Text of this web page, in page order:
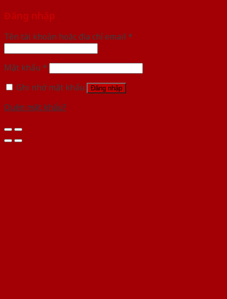
Đăng nhập
Tên tài khoản hoặc địa chỉ email *
Mật khẩu *
Ghi nhớ mật khẩu
Đăng nhập
Quên mật khẩu?